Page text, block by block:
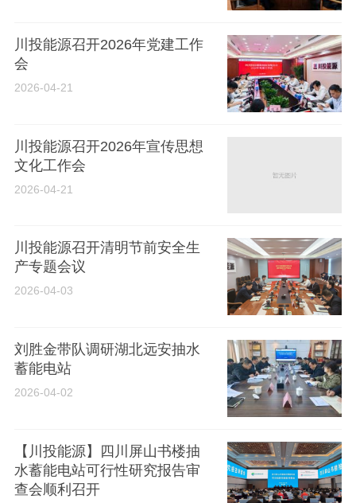
川投能源召开2026年党建工作
会
2026-04-21
川投能源召开2026年宣传思想
文化工作会
2026-04-21
川投能源召开清明节前安全生
产专题会议
2026-04-03
刘胜金带队调研湖北远安抽水
蓄能电站
2026-04-02
【川投能源】四川屏山书楼抽
水蓄能电站可行性研究报告审
查会顺利召开